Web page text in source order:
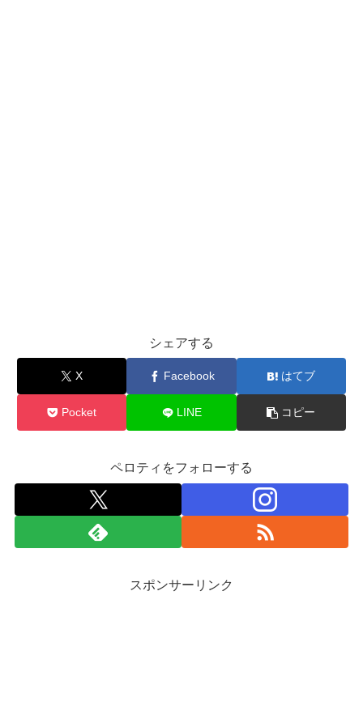
シェアする
X Facebook はてブ
Pocket LINE コピー
ペロティをフォローする
スポンサーリンク